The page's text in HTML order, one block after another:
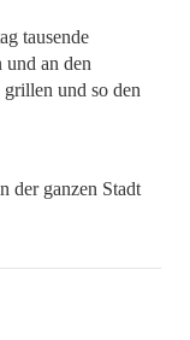
tausende
an den
und so den
der ganzen Stadt